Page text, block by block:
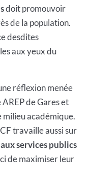
doit promouvoir
de la population.
desdites
aux yeux du
réflexion menée
de Gares et
milieu académique.
travaille aussi sur
services publics
de maximiser leur